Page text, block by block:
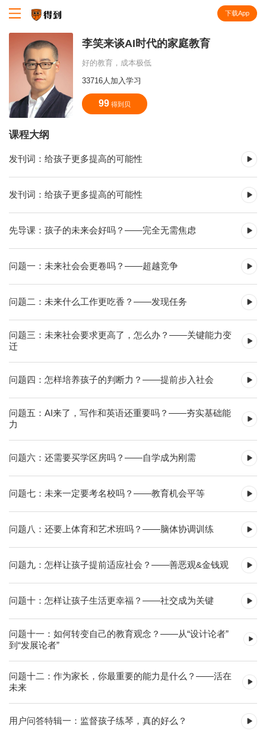
下载App
李笑来谈AI时代的家庭教育
好的教育，成本极低
33716人加入学习
99 得到贝
课程大纲
发刊词：给孩子更多提高的可能性
发刊词：给孩子更多提高的可能性
先导课：孩子的未来会好吗？——完全无需焦虑
问题一：未来社会会更卷吗？——超越竞争
问题二：未来什么工作更吃香？——发现任务
问题三：未来社会要求更高了，怎么办？——关键能力变
迁
问题四：怎样培养孩子的判断力？——提前步入社会
问题五：AI来了，写作和英语还重要吗？——夯实基础能
力
问题六：还需要买学区房吗？——自学成为刚需
问题七：未来一定要考名校吗？——教育机会平等
问题八：还要上体育和艺术班吗？——脑体协调训练
问题九：怎样让孩子提前适应社会？——善恶观&金钱观
问题十：怎样让孩子生活更幸福？——社交成为关键
问题十一：如何转变自己的教育观念？——从“设计论者”
到“发展论者”
问题十二：作为家长，你最重要的能力是什么？——活在
未来
用户问答特辑一：监督孩子练琴，真的好么？